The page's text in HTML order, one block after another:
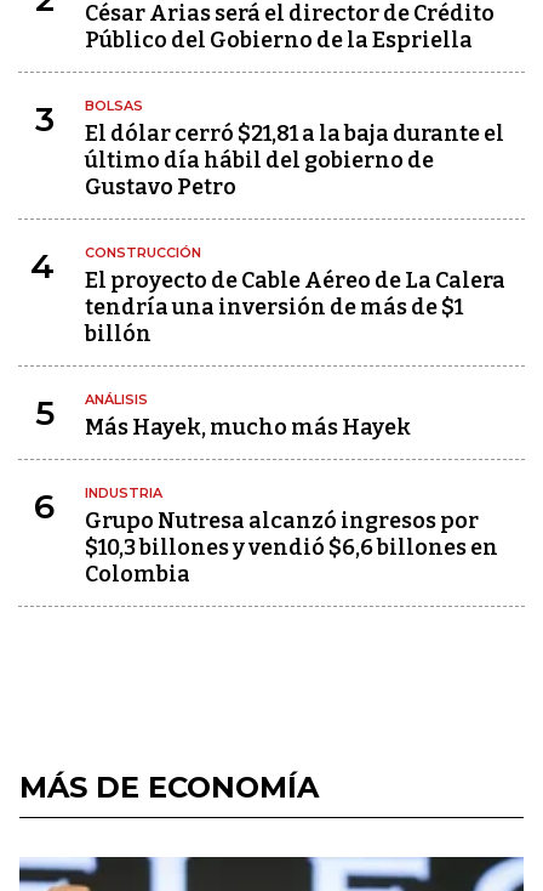
César Arias será el director de Crédito
Público del Gobierno de la Espriella
3 BOLSAS
El dólar cerró $21,81 a la baja durante el
último día hábil del gobierno de
Gustavo Petro
4 CONSTRUCCIÓN
El proyecto de Cable Aéreo de La Calera
tendría una inversión de más de $1
billón
5 ANÁLISIS
Más Hayek, mucho más Hayek
6 INDUSTRIA
Grupo Nutresa alcanzó ingresos por
$10,3 billones y vendió $6,6 billones en
Colombia
MÁS DE ECONOMÍA